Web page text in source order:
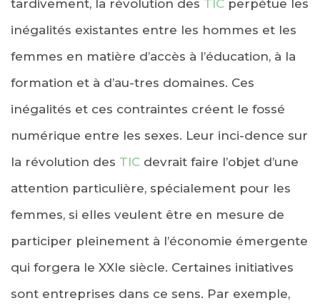
tardivement, la révolution des TIC perpétue les
inégalités existantes entre les hommes et les
femmes en matière d’accès à l’éducation, à la
formation et à d’au-tres domaines. Ces
inégalités et ces contraintes créent le fossé
numérique entre les sexes. Leur inci-dence sur
la révolution des TIC devrait faire l’objet d’une
attention particulière, spécialement pour les
femmes, si elles veulent être en mesure de
participer pleinement à l’économie émergente
qui forgera le XXIe siècle. Certaines initiatives
sont entreprises dans ce sens. Par exemple,